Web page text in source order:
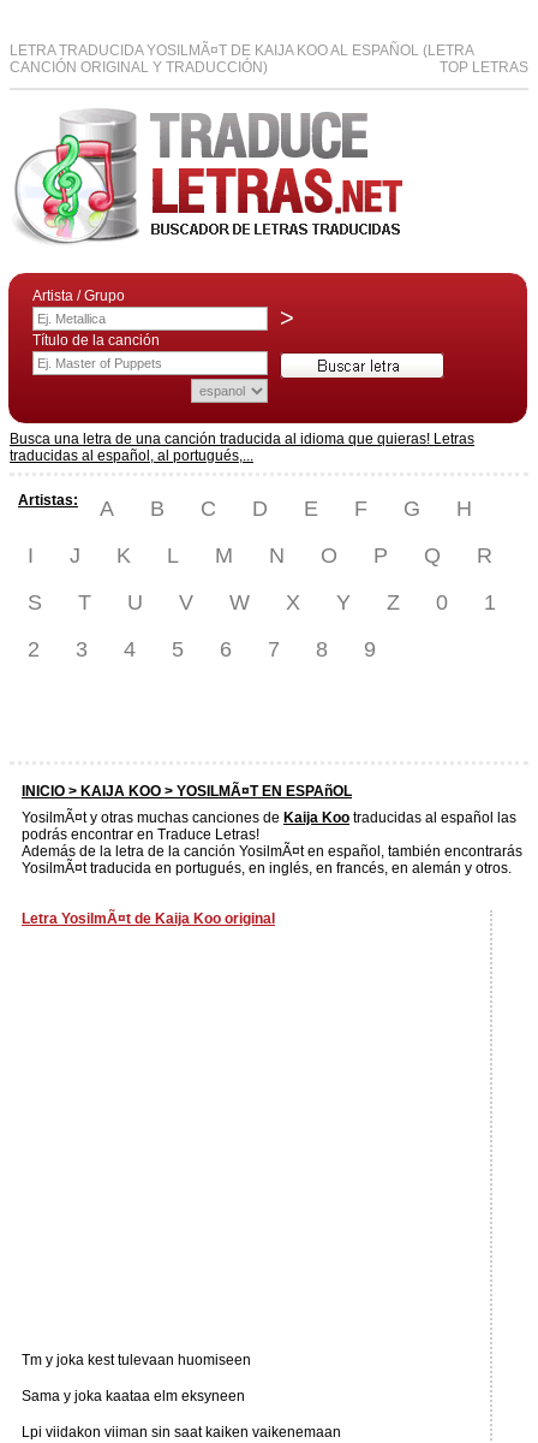
LETRA TRADUCIDA YOSILMÃ¤T DE KAIJA KOO AL ESPAÑOL (LETRA
CANCIÓN ORIGINAL Y TRADUCCIÓN)
TOP LETRAS
Artista / Grupo
>
Título de la canción
Busca una letra de una canción traducida al idioma que quieras! Letras
traducidas al español, al portugués,...
Artistas: A B C D E F G
H
I
J K L M N O P Q
R
S
T U V W X Y Z 0
1
2
3 4 5 6 7 8 9
INICIO > KAIJA KOO > YOSILMÃ¤T EN ESPAñOL
YosilmÃ¤t y otras muchas canciones de Kaija Koo traducidas al español las
podrás encontrar en Traduce Letras!
Además de la letra de la canción YosilmÃ¤t en español, también encontrarás
YosilmÃ¤t traducida en portugués, en inglés, en francés, en alemán y otros.
Letra YosilmÃ¤t de Kaija Koo original
Tm y joka kest tulevaan huomiseen
Sama y joka kaataa elm eksyneen
Lpi viidakon viiman sin saat kaiken vaikenemaan